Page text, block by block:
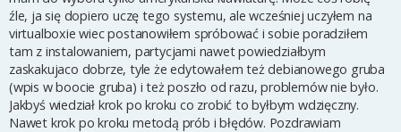
źle, ja się dopiero uczę tego systemu, ale wcześniej uczyłem na
virtualboxie wiec postanowiłem spróbować i sobie poradziłem
tam z instalowaniem, partycjami nawet powiedziałbym
zaskakujaco dobrze, tyle że edytowałem też debianowego gruba
(wpis w boocie gruba) i też poszło od razu, problemów nie było.
Jakbyś wiedział krok po kroku co zrobić to byłbym wdzięczny.
Nawet krok po kroku metodą prób i błędów. Pozdrawiam